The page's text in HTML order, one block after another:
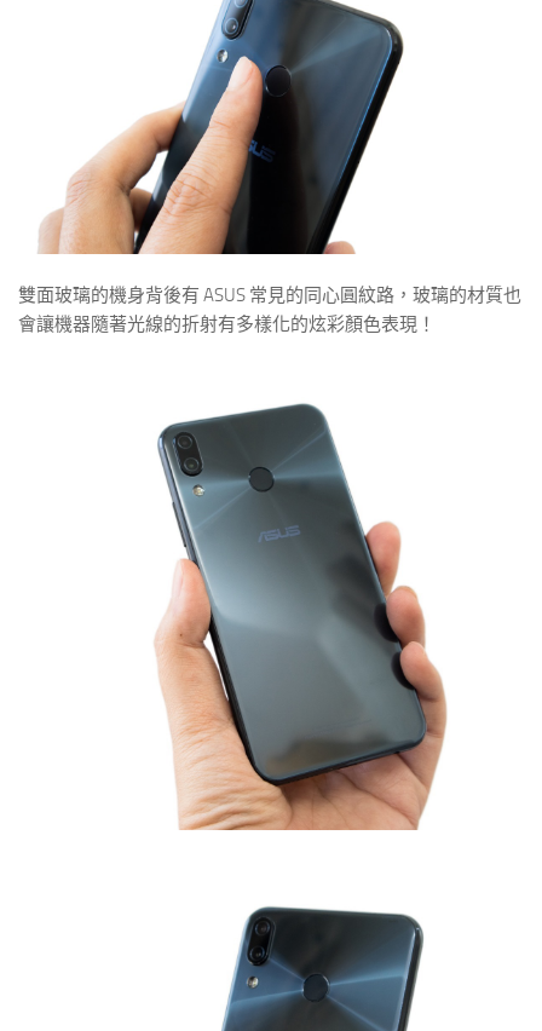
雙面玻璃的機身背後有 ASUS 常見的同心圓紋路，玻璃的材質也
會讓機器隨著光線的折射有多樣化的炫彩顏色表現！